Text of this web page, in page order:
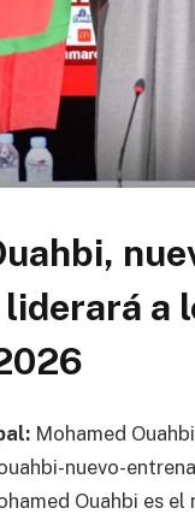
a
Mohamed
nuevo-
Ouahbi es